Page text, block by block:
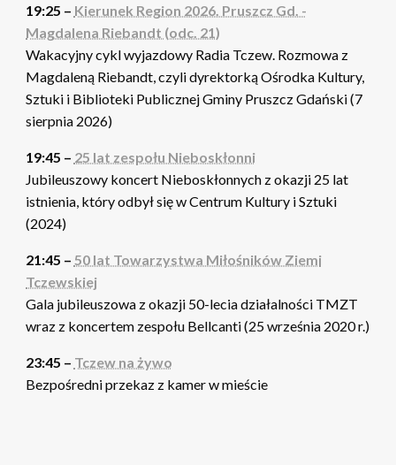
19:25 – Kierunek Region 2026. Pruszcz Gd. -
Magdalena Riebandt (odc. 21)
Wakacyjny cykl wyjazdowy Radia Tczew. Rozmowa z
Magdaleną Riebandt, czyli dyrektorką Ośrodka Kultury,
Sztuki i Biblioteki Publicznej Gminy Pruszcz Gdański (7
sierpnia 2026)
19:45 – 25 lat zespołu Nieboskłonni
Jubileuszowy koncert Nieboskłonnych z okazji 25 lat
istnienia, który odbył się w Centrum Kultury i Sztuki
(2024)
21:45 – 50 lat Towarzystwa Miłośników Ziemi
Tczewskiej
Gala jubileuszowa z okazji 50-lecia działalności TMZT
wraz z koncertem zespołu Bellcanti (25 września 2020 r.)
23:45 – Tczew na żywo
Bezpośredni przekaz z kamer w mieście